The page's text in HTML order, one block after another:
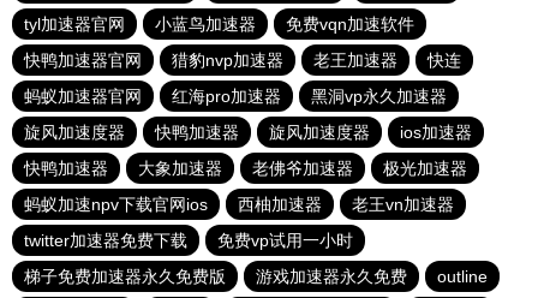
tyl加速器官网
小蓝鸟加速器
免费vqn加速软件
快鸭加速器官网
猎豹nvp加速器 老王加速器
快连
蚂蚁加速器官网
红海pro加速器
黑洞vp永久加速器
旋风加速度器
快鸭加速器 旋风加速度器
ios加速器
快鸭加速器
大象加速器 老佛爷加速器
极光加速器
蚂蚁加速npv下载官网ios
西柚加速器
老王vn加速器
twitter加速器免费下载
免费vp试用一小时
梯子免费加速器永久免费版
游戏加速器永久免费 outline